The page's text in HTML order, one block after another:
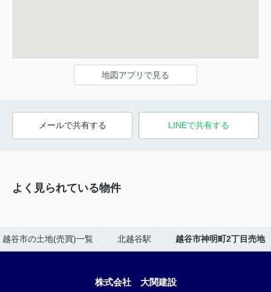
地図アプリで見る
メールで共有する LINEで共有する
よく見られている物件
越谷市の土地(売買)一覧 北越谷駅 越谷市神明町2丁目売地
株式会社 大関建設